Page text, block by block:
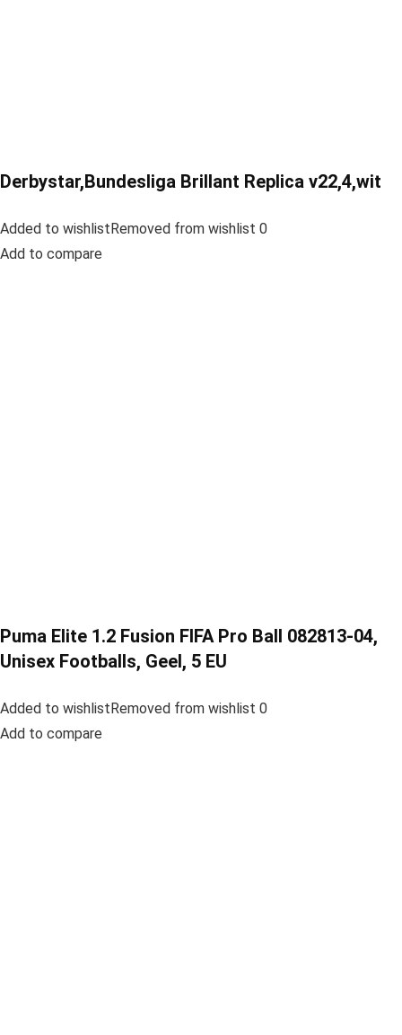
Derbystar,Bundesliga Brillant Replica v22,4,wit
Added to wishlistRemoved from wishlist 0
Add to compare
Puma Elite 1.2 Fusion FIFA Pro Ball 082813-04,
Unisex Footballs, Geel, 5 EU
Added to wishlistRemoved from wishlist 0
Add to compare